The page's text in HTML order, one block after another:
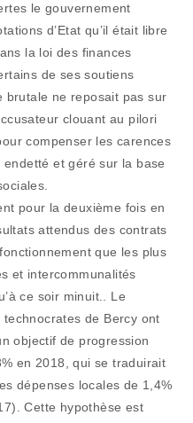
le gouvernement
d’Etat qu’il était libre
la loi des finances
de ses soutiens
brutale ne reposait pas sur
clouant au pilori
compenser les carences
et géré sur la base
pour la deuxième fois en
attendus des contrats
que les plus
et intercommunalités
ce soir minuit.. Le
de Bercy ont
objectif de progression
en 2018, qui se traduirait
dépenses locales de 1,4%
Cette hypothèse est